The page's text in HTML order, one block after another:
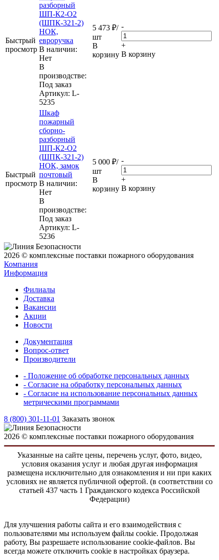
Быстрый
просмотр
разборный
ШП-К2-О2
(ШПК-321-2)
НОК,
евроручка
В наличии:
Нет
В
производстве:
Под заказ
Артикул: L-
5235
5 473 ₽/
шт
В
корзину
-
+
В корзину
Быстрый
просмотр
Шкаф
пожарный
сборно-
разборный
ШП-К2-О2
(ШПК-321-2)
НОК, замок
почтовый
В наличии:
Нет
В
производстве:
Под заказ
Артикул: L-
5236
5 000 ₽/
шт
В
корзину
-
+
В корзину
2026 © комплексные поставки пожарного оборудования
Компания
Информация
Филиалы
Доставка
Вакансии
Акции
Новости
Документация
Вопрос-ответ
Производители
- Положение об обработке персональных данных
- Согласие на обработку персональных данных
- Согласие на использование персональных данных
метрическими программами
8 (800) 301-11-01 Заказать звонок
2026 © комплексные поставки пожарного оборудования
Указанные на сайте цены, перечень услуг, фото, видео,
условия оказания услуг и любая другая информация
размещена исключительно для ознакомления и ни при каких
условиях не является публичной офертой. (в соответствии со
статьей 437 часть 1 Гражданского кодекса Российской
Федерации)
Для улучшения работы сайта и его взаимодействия с
пользователями мы используем файлы cookie. Продолжая
работу, Вы разрешаете использование cookie-файлов. Вы
всегда можете отключить cookie в настройках браузера.